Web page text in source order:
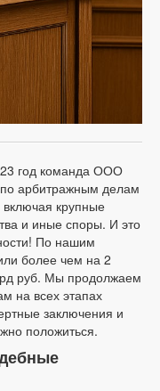
год команда ООО
арбитражным делам
крупные
и иные споры. И это
По нашим
более чем на 2
руб. Мы продолжаем
на всех этапах
заключения и
положиться.